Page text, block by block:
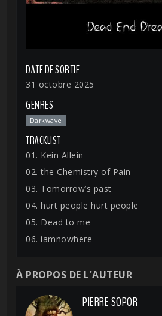
DATE DE SORTIE
31 octobre 2025
GENRES
Darkwave
TRACKLIST
01. Kein Allein
02. the Chemistry of Pain
03. Tomorrow’s past
04. hurt people hurt people
05. Dead to me
06. iamnowhere
À PROPOS DE L'AUTEUR
PIERRE SOPOR